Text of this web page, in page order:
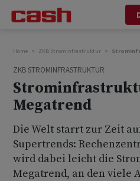
Home ZKB Strominfrastruktur
ZKB STROMINFRASTRUKTUR
Megatrend
Die Welt starrt zur Zeit
Supertrends:
wird dabei leicht die
Megatrend, an den viele